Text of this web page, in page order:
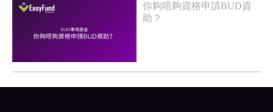
你夠唔夠資格申請BUD資
助？